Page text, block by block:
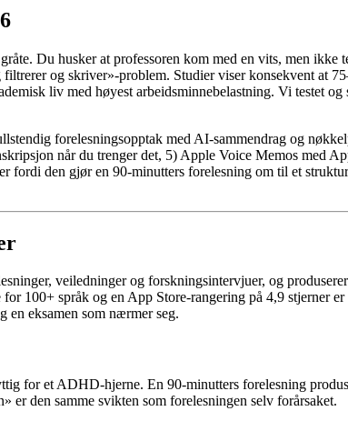
Du husker at professoren kom med en vits, men
og skriver»-problem. Studier viser konsekvent at
liv med høyest arbeidsminnebelastning. Vi testet og
forelesningsopptak med AI-sammendrag og
når du trenger det, 5) Apple Voice Memos med
den gjør en 90-minutters forelesning om til et
veiledninger og forskningsintervjuer, og
100+ språk og en App Store-rangering på 4,9 stjerner
en eksamen som nærmer seg.
for et ADHD-hjerne. En 90-minutters forelesning
er den samme svikten som forelesningen selv forårsaket.